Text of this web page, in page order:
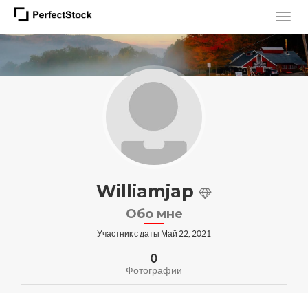
Williamjap
Обо мне
Участник с даты Май 22, 2021
0
Фотографии